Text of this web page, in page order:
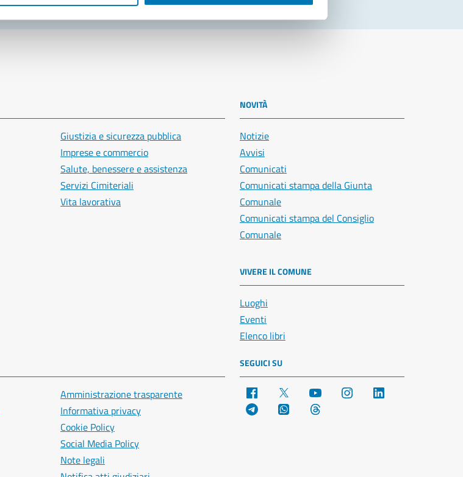
Giustizia e sicurezza pubblica
Imprese e commercio
Salute, benessere e assistenza
Servizi Cimiteriali
Vita lavorativa
NOVITÀ
Notizie
Avvisi
Comunicati
Comunicati stampa della Giunta
Comunale
Comunicati stampa del Consiglio
Comunale
VIVERE IL COMUNE
Luoghi
Eventi
Elenco libri
Amministrazione trasparente
Informativa privacy
Cookie Policy
Social Media Policy
Note legali
SEGUICI SU
Facebook YouTube Instagram
Telegram WhatsApp